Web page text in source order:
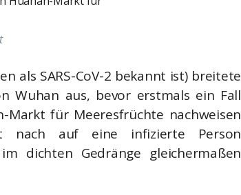
als SARS-CoV-2 bekannt ist) breitete
Wuhan aus, bevor erstmals ein Fall
für Meeresfrüchte nachweisen
nach auf eine infizierte Person
dichten Gedränge gleichermaßen